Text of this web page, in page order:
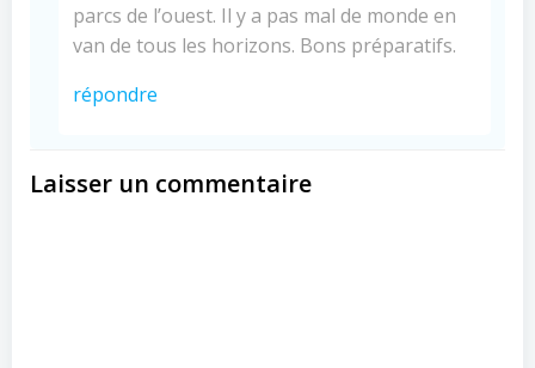
parcs de l’ouest. Il y a pas mal de monde en
van de tous les horizons. Bons préparatifs.
répondre
Laisser un commentaire